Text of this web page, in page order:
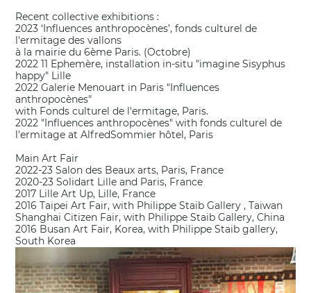
Recent collective exhibitions :
2023 ‘Influences anthropocènes’, fonds culturel de
l'ermitage des vallons
à la mairie du 6ème Paris. (Octobre)
2022 11 Ephemère, installation in-situ "imagine Sisyphus
happy" Lille
2022 Galerie Menouart in Paris "Influences
anthropocènes"
with Fonds culturel de l'ermitage, Paris.
2022 "Influences anthropocènes" with fonds culturel de
l'ermitage at AlfredSommier hôtel, Paris
Main Art Fair
2022-23 Salon des Beaux arts, Paris, France
2020-23 Solidart Lille and Paris, France
2017 Lille Art Up, Lille, France
2016 Taipei Art Fair, with Philippe Staib Gallery , Taiwan
Shanghai Citizen Fair, with Philippe Staib Gallery, China
2016 Busan Art Fair, Korea, with Philippe Staib gallery,
South Korea